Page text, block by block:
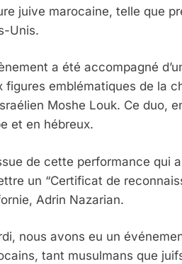
juive marocaine, telle que
Unis.
a été accompagné
figures emblématiques de la
Moshe Louk. Ce duo,
et en hébreux.
de cette performance qui
un “Certificat de
Adrin Nazarian.
nous avons eu un
tant musulmans que